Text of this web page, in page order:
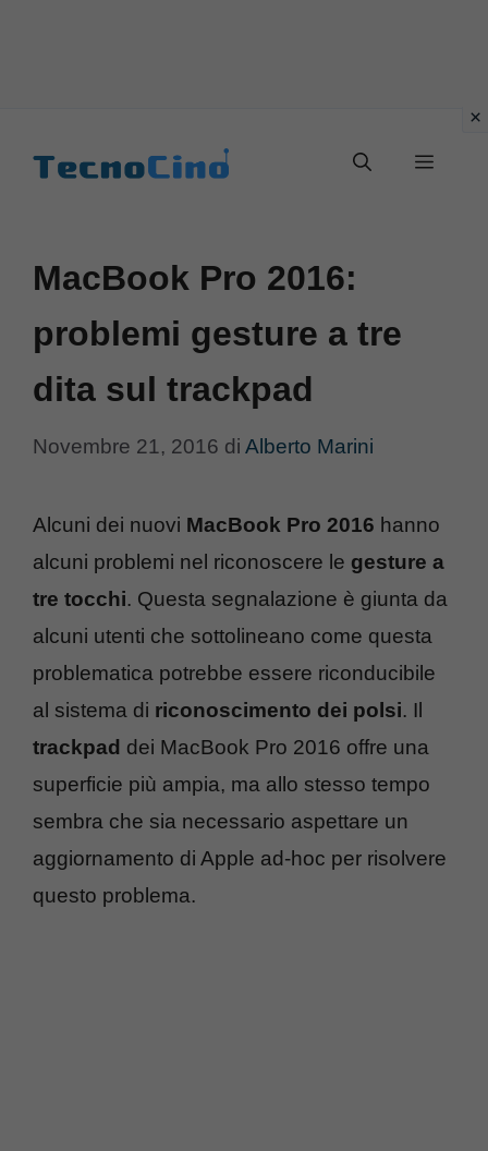
Menu
MacBook Pro 2016:
problemi gesture a tre
dita sul trackpad
Novembre 21, 2016 di Alberto Marini
Alcuni dei nuovi MacBook Pro 2016 hanno
alcuni problemi nel riconoscere le gesture a
tre tocchi. Questa segnalazione è giunta da
alcuni utenti che sottolineano come questa
problematica potrebbe essere riconducibile
al sistema di riconoscimento dei polsi. Il
trackpad dei MacBook Pro 2016 offre una
superficie più ampia, ma allo stesso tempo
sembra che sia necessario aspettare un
aggiornamento di Apple ad-hoc per risolvere
questo problema.